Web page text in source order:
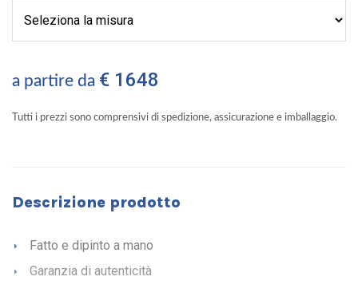
a partire da € 1648
Tutti i prezzi sono comprensivi di spedizione, assicurazione e imballaggio.
Descrizione prodotto
Fatto e dipinto a mano
Garanzia di autenticità